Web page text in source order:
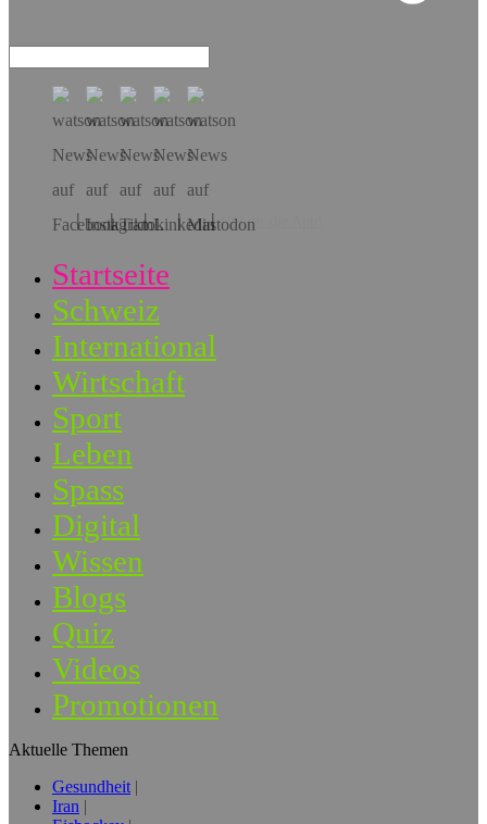
Hol dir die App!
Startseite
Schweiz
International
Wirtschaft
Sport
Leben
Spass
Digital
Wissen
Blogs
Quiz
Videos
Promotionen
Aktuelle Themen
Gesundheit
Iran